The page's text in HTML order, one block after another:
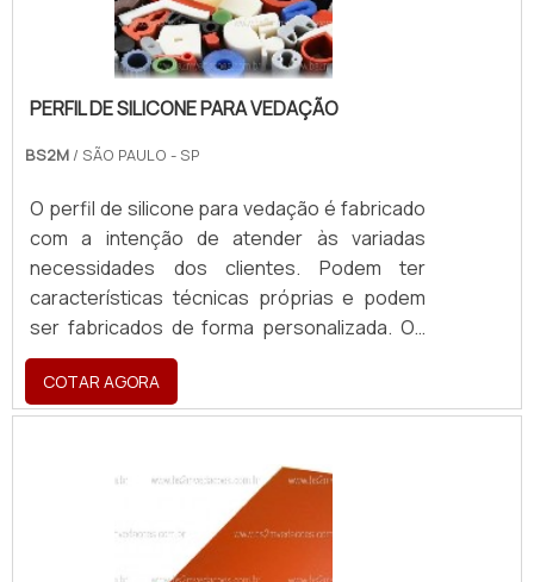
PERFIL DE SILICONE PARA VEDAÇÃO
BS2M / SÃO PAULO - SP
O perfil de silicone para vedação é fabricado
com a intenção de atender às variadas
necessidades dos clientes. Podem ter
características técnicas próprias e podem
ser fabricados de forma personalizada. Os
dimensionais, como espessura e largura,
bem como as características de aplicação,
podem variar de acordo com a aplicação e
ACERCA DO PERFIL DE SILICONEOs perfis
são fabricados para atender diversos
segmentos e aplicações do setor industrial.
Os perfis de borracha são peças adaptadas
COTAR AGORA